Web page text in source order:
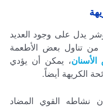
يدل على وجود العديد
من تناول بعض الأطعمة
، يمكن أن يؤدي
الكريهة أيضاً.
نشاطه القوي المضاد